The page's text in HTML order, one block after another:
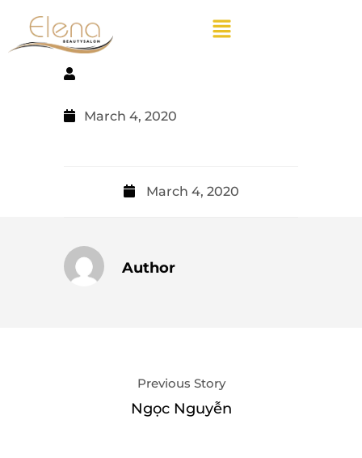
March 4, 2020
March 4, 2020
Author
Previous Story
Ngọc Nguyễn